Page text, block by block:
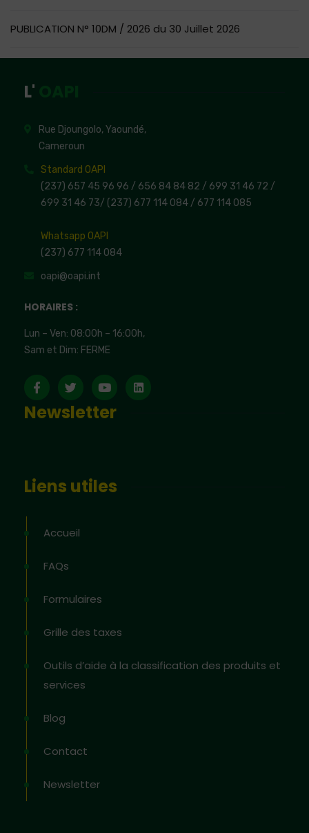
PUBLICATION N° 10DM / 2026 du 30 Juillet 2026
L'
Rue Djoungolo, Yaoundé,
Cameroun
Standard OAPI
(237) 657 45 96 96 / 656 84 84 82 / 699 31 46 72 /
699 31 46 73/ (237) 677 114 084 / 677 114 085
Whatsapp OAPI
(237) 677 114 084
oapi@oapi.int
HORAIRES :
Lun – Ven: 08:00h – 16:00h,
Sam et Dim: FERME
Newsletter
Liens utiles
Accueil
FAQs
Formulaires
Grille des taxes
Outils d’aide à la classification des produits et
services
Blog
Contact
Newsletter